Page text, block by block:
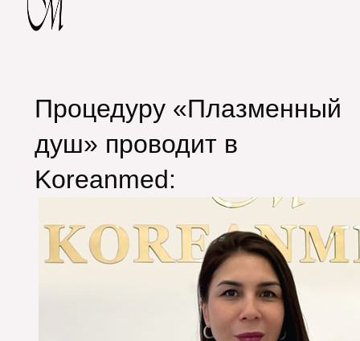
Процедуру «Плазменный
душ» проводит в
Koreanmed: